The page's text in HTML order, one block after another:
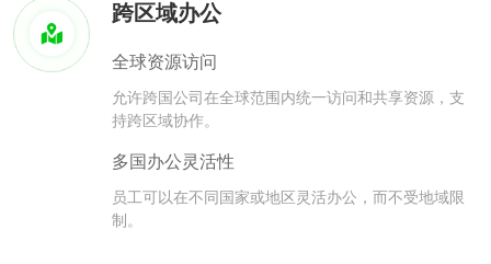
跨区域办公
全球资源访问
允许跨国公司在全球范围内统一访问和共享资源，支
持跨区域协作。
多国办公灵活性
员工可以在不同国家或地区灵活办公，而不受地域限
制。